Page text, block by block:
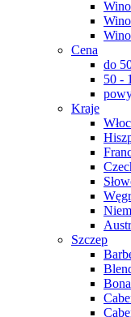
Cena
do
50 -
Kraje
Szczep